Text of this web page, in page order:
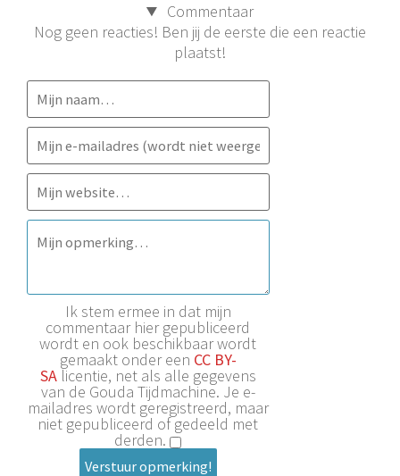
Commentaar
Nog geen reacties! Ben jij de eerste die een reactie
plaatst!
Ik stem ermee in dat mijn
commentaar hier gepubliceerd
wordt en ook beschikbaar wordt
gemaakt onder een CC BY-
SAlicentie, net als alle gegevens
van de Gouda Tijdmachine. Je e-
mailadres wordt geregistreerd, maar
niet gepubliceerd of gedeeld met
derden.
Verstuur opmerking!